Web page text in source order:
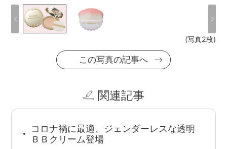
(写真2枚)
この写真の記事へ
関連記事
コロナ禍に最適、ジェンダーレスな透明
ＢＢクリーム登場